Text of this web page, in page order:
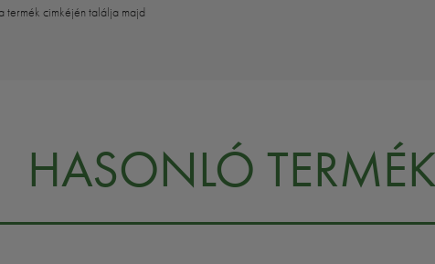
termék cimkéjén találja majd
HASONLÓ